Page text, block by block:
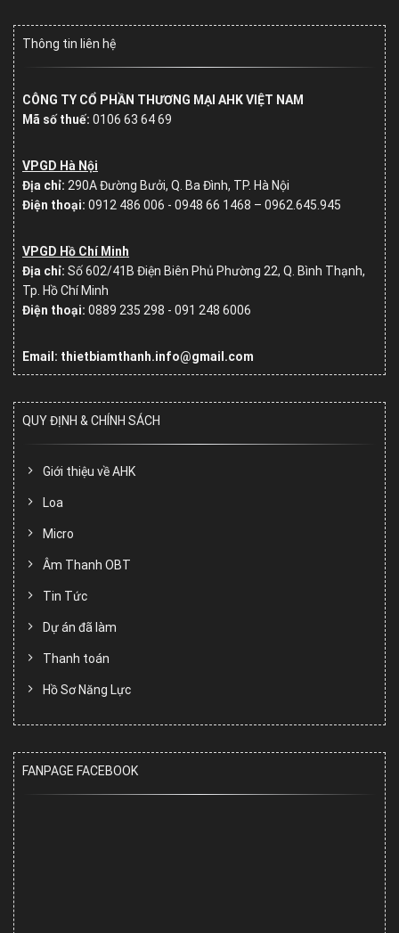
Thông tin liên hệ
CÔNG TY CỔ PHẦN THƯƠNG MẠI AHK VIỆT NAM
Mã số thuế: 0106 63 64 69
VPGD Hà Nội
Địa chỉ: 290A Đường Bưởi, Q. Ba Đình, TP. Hà Nội
Điện thoại: 0912 486 006 - 0948 66 1468 – 0962.645.945
VPGD Hồ Chí Minh
Địa chỉ: Số602/41B Điện Biên Phủ Phường 22, Q. Bình Thạnh,
Tp. Hồ Chí Minh
Điện thoại: 0889 235 298 - 091 248 6006
Email: thietbiamthanh.info@gmail.com
QUY ĐỊNH & CHÍNH SÁCH
Giới thiệu về AHK
Loa
Micro
Âm Thanh OBT
Tin Tức
Dự án đã làm
Thanh toán
Hồ Sơ Năng Lực
FANPAGE FACEBOOK